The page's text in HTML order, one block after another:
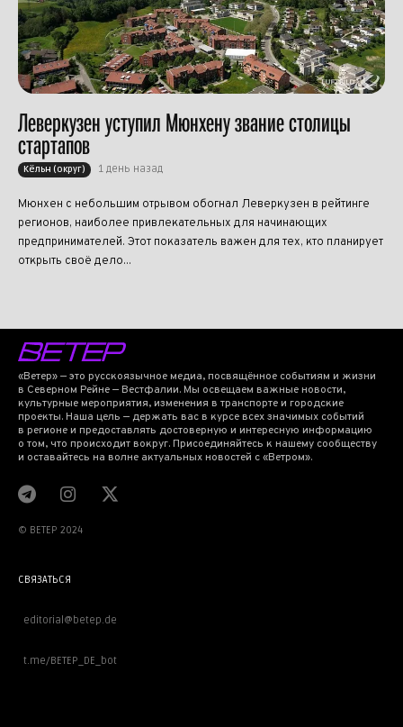
Леверкузен уступил Мюнхену звание столицы
стартапов
Кёльн (округ) 1 день назад
Мюнхен с небольшим отрывом обогнал Леверкузен в рейтинге
регионов, наиболее привлекательных для начинающих
предпринимателей. Этот показатель важен для тех, кто планирует
открыть своё дело...
«Ветер» — это русскоязычное медиа, посвящённое событиям и жизни
в Северном Рейне — Вестфалии. Мы освещаем важные новости,
культурные мероприятия, изменения в транспорте и городские
проекты. Наша цель — держать вас в курсе всех значимых событий
в регионе и предоставлять достоверную и интересную информацию
о том, что происходит вокруг. Присоединяйтесь к нашему сообществу
и оставайтесь на волне актуальных новостей с «Ветром».
© BETEP 2024
СВЯЗАТЬСЯ
editorial@betep.de
t.me/BETEP_DE_bot